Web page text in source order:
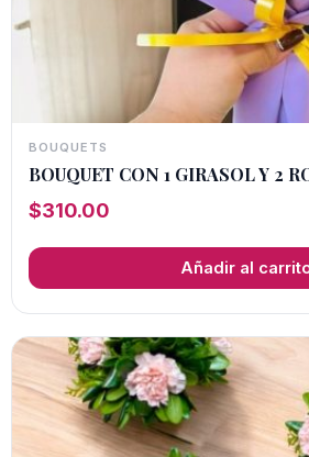
BOUQUETS
BOUQUET CON 1 GIRASOL Y 2
$310.00
Añadir al